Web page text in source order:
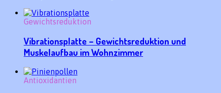
Gewichtsreduktion
Vibrationsplatte – Gewichtsreduktion und
Muskelaufbau im Wohnzimmer
Antioxidantien